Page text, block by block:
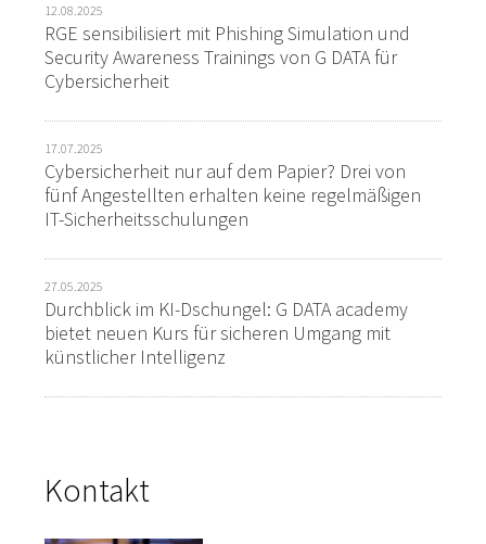
12.08.2025
RGE sensibilisiert mit Phishing Simulation und
Security Awareness Trainings von G DATA für
Cybersicherheit
17.07.2025
Cybersicherheit nur auf dem Papier? Drei von
fünf Angestellten erhalten keine regelmäßigen
IT-Sicherheitsschulungen
27.05.2025
Durchblick im KI-Dschungel: G DATA academy
bietet neuen Kurs für sicheren Umgang mit
künstlicher Intelligenz
Kontakt